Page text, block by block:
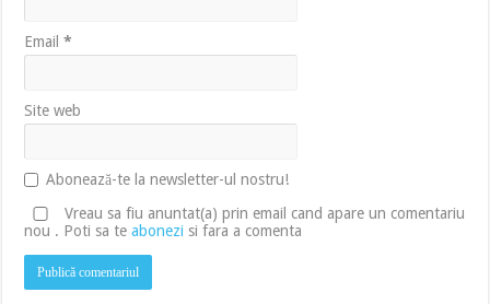
Email*
Site web
Abonează-te la newsletter-ul nostru!
Vreau sa fiu anuntat(a) prin email cand apare un comentariu
nou . Poti sa teabonezi si fara a comenta